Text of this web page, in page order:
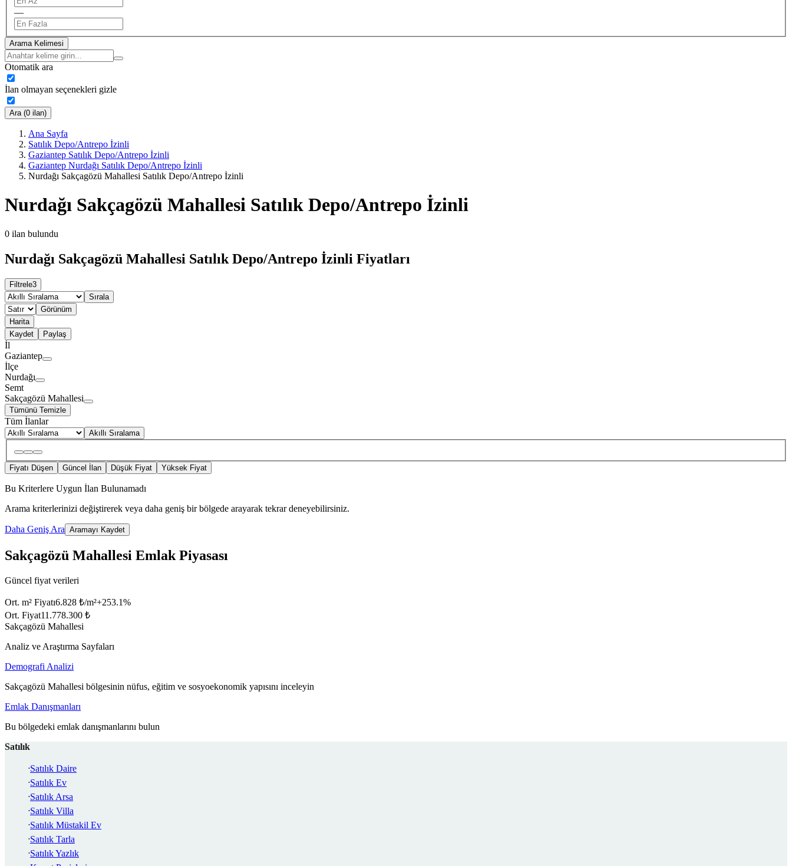
—
Arama Kelimesi
Otomatik ara
İlan olmayan seçenekleri gizle
Ara (0 ilan)
Ana Sayfa
Satılık Depo/Antrepo İzinli
Gaziantep Satılık Depo/Antrepo İzinli
Gaziantep Nurdağı Satılık Depo/Antrepo İzinli
Nurdağı Sakçagözü Mahallesi Satılık Depo/Antrepo İzinli
Nurdağı Sakçagözü Mahallesi Satılık Depo/Antrepo İzinli
0 ilan bulundu
Nurdağı Sakçagözü Mahallesi Satılık Depo/Antrepo İzinli Fiyatları
Filtrele3
Sırala
Görünüm
Harita
Kaydet
Paylaş
İl
Gaziantep
İlçe
Nurdağı
Semt
Sakçagözü Mahallesi
Tümünü Temizle
Tüm İlanlar
Akıllı Sıralama
Fiyatı Düşen Güncel İlan Düşük Fiyat Yüksek Fiyat
Bu Kriterlere Uygun İlan Bulunamadı
Arama kriterlerinizi değiştirerek veya daha geniş bir bölgede arayarak tekrar deneyebilirsiniz.
Daha Geniş Ara Aramayı Kaydet
Sakçagözü Mahallesi Emlak Piyasası
Güncel fiyat verileri
Ort. m² Fiyatı6.828 ₺/m²+253.1%
Ort. Fiyat11.778.300 ₺
Sakçagözü Mahallesi
Analiz ve Araştırma Sayfaları
Demografi Analizi
Sakçagözü Mahallesi bölgesinin nüfus, eğitim ve sosyoekonomik yapısını inceleyin
Emlak Danışmanları
Bu bölgedeki emlak danışmanlarını bulun
Satılık
Satılık Daire
Satılık Ev
Satılık Arsa
Satılık Villa
Satılık Müstakil Ev
Satılık Tarla
Satılık Yazlık